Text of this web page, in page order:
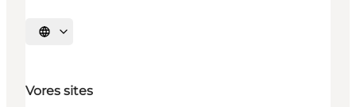
Vælg sprog
Vores sites